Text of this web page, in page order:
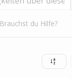
Brauchst du Hilfe?